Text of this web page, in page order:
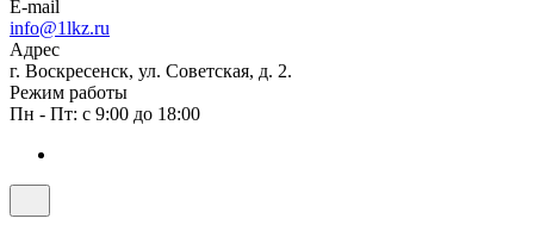
E-mail
info@1lkz.ru
Адрес
г. Воскресенск, ул. Советская, д. 2.
Режим работы
Пн - Пт: с 9:00 до 18:00